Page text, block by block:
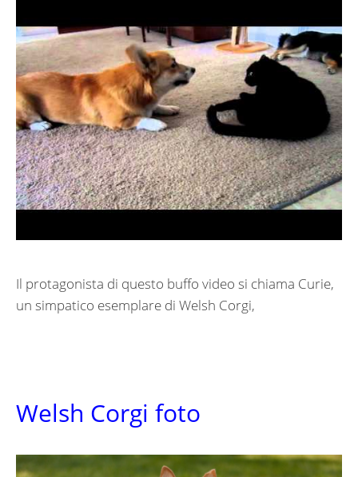
Il protagonista di questo buffo video si chiama Curie,
un simpatico esemplare di Welsh Corgi,
Welsh Corgi foto